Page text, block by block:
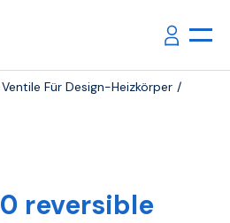
Ventile Für Design-Heizkörper
reversible